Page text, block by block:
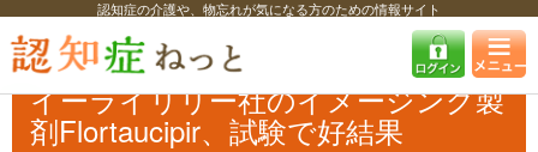
認知症の介護や、物忘れが気になる方のための情報サイト
認知症ねっと 認知症最新ニュース 医療
イーライリリー社のイメージ
ング製剤Flortaucipir、試験で好結果
イーライリリー社のイメージング製
剤Flortaucipir、試験で好結果